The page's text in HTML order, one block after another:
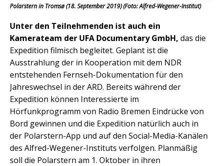
Polarstern in Tromsø (18. September 2019) (Foto: Alfred-Wegener-Institut)
Unter den Teilnehmenden ist auch ein
Kamerateam der UFA Documentary GmbH, das die
Expedition filmisch begleitet. Geplant ist die
Ausstrahlung der in Kooperation mit dem NDR
entstehenden Fernseh-Dokumentation für den
Jahreswechsel in der ARD. Bereits während der
Expedition können Interessierte im
Hörfunkprogramm von Radio Bremen Eindrücke von
Bord gewinnen und die Expedition natürlich auch in
der Polarstern-App und auf den Social-Media-Kanälen
des Alfred-Wegener-Instituts verfolgen. Planmäßig
soll die Polarstern am 1. Oktober in ihren